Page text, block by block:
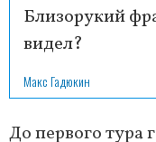
Близорукий
видел?
Макс Гадюкин
До первого тура